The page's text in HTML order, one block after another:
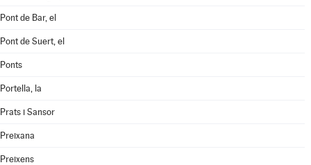
Pont de Bar, el
Pont de Suert, el
Ponts
Portella, la
Prats i Sansor
Preixana
Preixens